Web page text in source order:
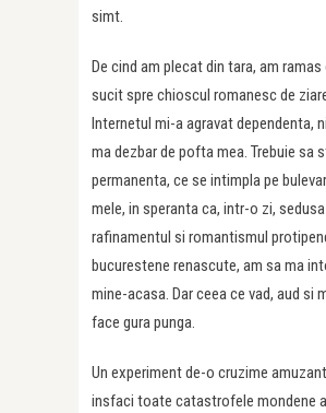
simt.
De cind am plecat din tara, am ramas
sucit spre chioscul romanesc de
Internetul mi-a agravat dependenta,
ma dezbar de pofta mea. Trebuie sa
permanenta, ce se intimpla pe
mele, in speranta ca, intr-o zi,
rafinamentul si romantismul
bucurestene renascute, am sa ma
mine-acasa. Dar ceea ce vad, aud si
face gura punga.
Un experiment de-o cruzime
insfaci toate catastrofele mondene